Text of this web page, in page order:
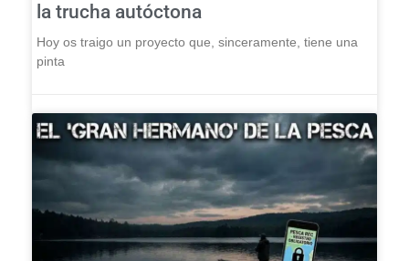
la trucha autóctona
Hoy os traigo un proyecto que, sinceramente, tiene una
pinta